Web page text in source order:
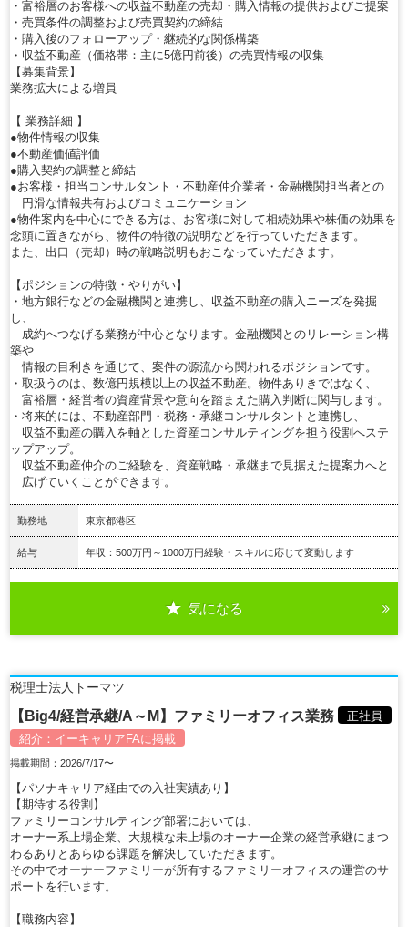
・富裕層のお客様への収益不動産の売却・購入情報の提供およびご提案
・売買条件の調整および売買契約の締結
・購入後のフォローアップ・継続的な関係構築
・収益不動産（価格帯：主に5億円前後）の売買情報の収集
【募集背景】
業務拡大による増員
【 業務詳細 】
●物件情報の収集
●不動産価値評価
●購入契約の調整と締結
●お客様・担当コンサルタント・不動産仲介業者・金融機関担当者との
円滑な情報共有およびコミュニケーション
●物件案内を中心にできる方は、お客様に対して相続効果や株価の効果を
念頭に置きながら、物件の特徴の説明などを行っていただきます。
また、出口（売却）時の戦略説明もおこなっていただきます。
【ポジションの特徴・やりがい】
・地方銀行などの金融機関と連携し、収益不動産の購入ニーズを発掘
し、
成約へつなげる業務が中心となります。金融機関とのリレーション構
築や
情報の目利きを通じて、案件の源流から関われるポジションです。
・取扱うのは、数億円規模以上の収益不動産。物件ありきではなく、
富裕層・経営者の資産背景や意向を踏まえた購入判断に関与します。
・将来的には、不動産部門・税務・承継コンサルタントと連携し、
収益不動産の購入を軸とした資産コンサルティングを担う役割へステ
ップアップ。
収益不動産仲介のご経験を、資産戦略・承継まで見据えた提案力へと
広げていくことができます。
勤務地 東京都港区
給与 年収：500万円～1000万円経験・スキルに応じて変動します
気になる
税理士法人トーマツ
【Big4/経営承継/A～M】ファミリーオフィス業務
正社員
紹介： イーキャリアFAに掲載
掲載期間：2026/7/17〜
【パソナキャリア経由での入社実績あり】
【期待する役割】
ファミリーコンサルティング部署においては、
オーナー系上場企業、大規模な未上場のオーナー企業の経営承継にまつ
わるありとあらゆる課題を解決していただきます。
その中でオーナーファミリーが所有するファミリーオフィスの運営のサ
ポートを行います。
【職務内容】